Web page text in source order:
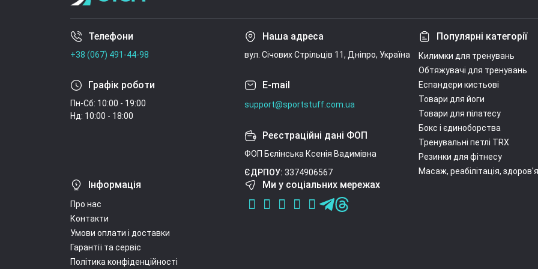
Телефони
+38 (067) 491-44-98
Графік роботи
Пн-Сб: 10:00 - 19:00
Нд: 10:00 - 18:00
Наша адреса
вул. Січових Стрільців 11, Дніпро, Україна
E-mail
support@sportstuff.com.ua
Реєстраційні дані ФОП
ФОП Бєлінська Ксенія Вадимівна
ЄДРПОУ: 3374906567
Популярні категорії
Килимки для тренувань
Обтяжувачі для тренувань
Еспандери кистьові
Товари для йоги
Товари для пілатесу
Бокс і єдиноборства
Тренувальні петлі TRX
Резинки для фітнесу
Масаж, реабілітація, здоров'я
Інформація
Про нас
Контакти
Умови оплати і доставки
Гарантії та сервіс
Політика конфіденційності
Ми у соціальних мережах